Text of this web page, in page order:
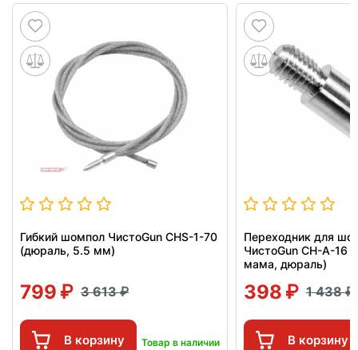
Гибкий шомпол ЧистоGun CHS-1-70
(дюраль, 5.5 мм)
799 3 613
В корзину Товар в наличии
Переходник для
ЧистоGun CH-A-16
мама, дюраль)
398 1 438
В корзину